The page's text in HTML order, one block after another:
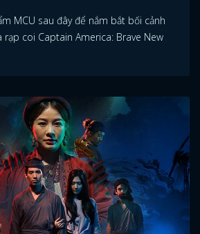
MCU sau đây để nắm bắt bối cảnh
coi Captain America: Brave New